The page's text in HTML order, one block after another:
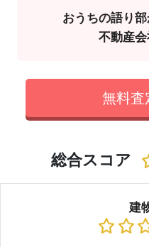
おうちの語り部
不動産会
無料査
総合スコア
建